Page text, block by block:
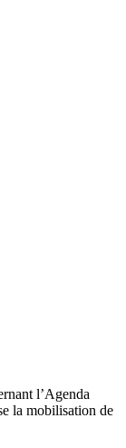
l’Agenda
la mobilisation de